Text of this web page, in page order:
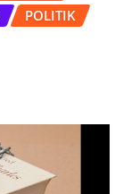
POLITIK